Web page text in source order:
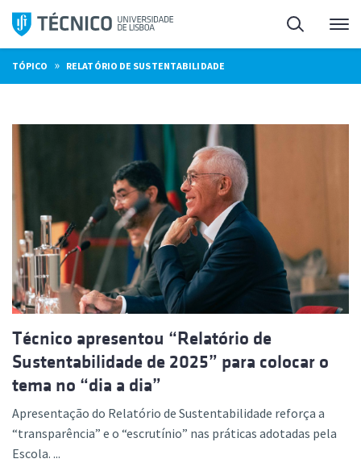
Saltar
para
o
conteúdo
Pesquisa
TÓPICO » RELATÓRIO DE SUSTENTABILIDADE
Técnico apresentou “Relatório de
Sustentabilidade de 2025” para colocar o
tema no “dia a dia”
Apresentação do Relatório de Sustentabilidade reforça a
“transparência” e o “escrutínio” nas práticas adotadas pela
Escola. ...